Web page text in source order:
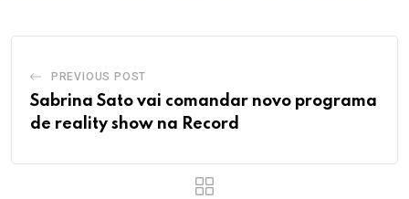
PREVIOUS POST
Sabrina Sato vai comandar novo programa
de reality show na Record